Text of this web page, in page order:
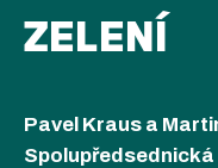
ZELENÍ
Pavel Kraus a